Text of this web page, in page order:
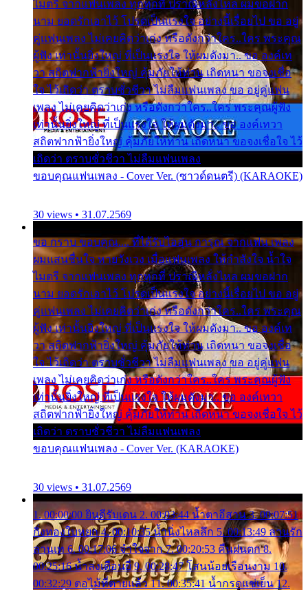
ไมตรี จากแฟนเพลง ทุกทุกที่ ปราณีหลั่งไหล ผมขอฝาก
นาม ยอดรักเอาไว้ โปรดเป็นแรงใจ อย่างนี้เรื่อยไป ขอ อยู่
คู่แฟนเพลง ไม่เคยคิดว่าเก่ง หรือดังกว่าใคร..ใคร พระคุณ
ผู้ฟัง เท่านั้นยิ่งใหญ่ ที่เป็นแรงใจ ให้ผมดังมา.. ขอ องค์เท
วา สถิตฟากฟ้ายิ่งใหญ่ คุ้มภัยให้ท่าน เถิดหนา ขอจงเชื่อ
ใจ ไว้เถิดว่า ตราบชั่วชีวา ไม่ลืมแฟนเพลง ขอ อยู่คู่แฟน
เพลง ไม่เคยคิดว่าเก่ง หรือดังกว่าใคร..ใคร พระคุณผู้ฟัง
เท่านั้นยิ่งใหญ่ ที่เป็นแรงใจ ให้ผมดังมา.. ขอ องค์เทวา
สถิตฟากฟ้ายิ่งใหญ่ คุ้มภัยให้ท่าน เถิดหนา ขอจงเชื่อใจ ไว้
เถิดว่า ตราบชั่วชีวา ไม่ลืมแฟนเพลง
ขอบคุณแฟนเพลง - Cover Ver. (ซาวด์ดนตรี) (KARAOKE)
30 views • 31.07.2569
ขอ กราบ ขอบคุณ.... ที่ได้รับไออุ่น การุณ จากแฟน เพลง
ผมแสนชื่นใจ หายวังเวง เมื่อแฟนเพลง ให้กำลังใจ น้ำใจ
ไมตรี จากแฟนเพลง ทุกทุกที่ ปราณีหลั่งไหล ผมขอฝาก
นาม ยอดรักเอาไว้ โปรดเป็นแรงใจ อย่างนี้เรื่อยไป ขอ อยู่
คู่แฟนเพลง ไม่เคยคิดว่าเก่ง หรือดังกว่าใคร..ใคร พระคุณ
ผู้ฟัง เท่านั้นยิ่งใหญ่ ที่เป็นแรงใจ ให้ผมดังมา.. ขอ องค์เท
วา สถิตฟากฟ้ายิ่งใหญ่ คุ้มภัยให้ท่าน เถิดหนา ขอจงเชื่อ
ใจ ไว้เถิดว่า ตราบชั่วชีวา ไม่ลืมแฟนเพลง ขอ อยู่คู่แฟน
เพลง ไม่เคยคิดว่าเก่ง หรือดังกว่าใคร..ใคร พระคุณผู้ฟัง
เท่านั้นยิ่งใหญ่ ที่เป็นแรงใจ ให้ผมดังมา.. ขอ องค์เทวา
สถิตฟากฟ้ายิ่งใหญ่ คุ้มภัยให้ท่าน เถิดหนา ขอจงเชื่อใจ ไว้
เถิดว่า ตราบชั่วชีวา ไม่ลืมแฟนเพลง
ขอบคุณแฟนเพลง - Cover Ver. (KARAOKE)
30 views • 31.07.2569
1. 00:00:00 ยินดีรับเดน 2. 00:03:44 น้ำตาอีสาน 3. 00:07:51
กิ่งทองใบหยก 4. 00:10:35 น้ำนิ่งไหลลึก 5. 00:13:49 ลานรัก
ลานเท 6. 00:17:06 จำใจจาก 7. 00:20:53 คืนฝนตก 8.
00:25:16 น้ำลงเดือนยี่ 9. 00:28:47 โสนน้อยเรือนงาม 10.
00:32:29 ตอไม้ที่ตายแล้ว 11. 00:35:41 น้ำกรดแช่เย็น 12.